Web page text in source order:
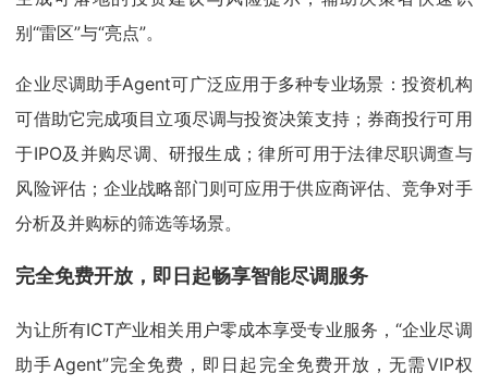
别“雷区”与“亮点”。
企业尽调助手Agent可广泛应用于多种专业场景：投资机构
可借助它完成项目立项尽调与投资决策支持；券商投行可用
于IPO及并购尽调、研报生成；律所可用于法律尽职调查与
风险评估；企业战略部门则可应用于供应商评估、竞争对手
分析及并购标的筛选等场景。
完全免费开放，即日起畅享智能尽调服务
为让所有ICT产业相关用户零成本享受专业服务，“企业尽调
助手Agent”完全免费，即日起完全免费开放，无需VIP权